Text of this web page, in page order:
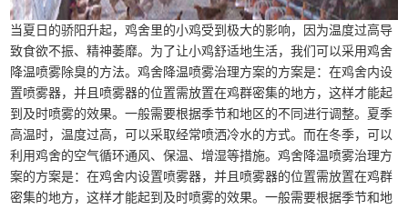
当夏日的骄阳升起，鸡舍里的小鸡受到极大的影响，因为温度过高导
致食欲不振、精神萎靡。为了让小鸡舒适地生活，我们可以采用鸡舍
降温喷雾除臭的方法。鸡舍降温喷雾治理方案的方案是：在鸡舍内设
置喷雾器，并且喷雾器的位置需放置在鸡群密集的地方，这样才能起
到及时喷雾的效果。一般需要根据季节和地区的不同进行调整。夏季
高温时，温度过高，可以采取经常喷洒冷水的方式。而在冬季，可以
利用鸡舍的空气循环通风、保温、增湿等措施。鸡舍降温喷雾治理方
案的方案是：在鸡舍内设置喷雾器，并且喷雾器的位置需放置在鸡群
密集的地方，这样才能起到及时喷雾的效果。一般需要根据季节和地